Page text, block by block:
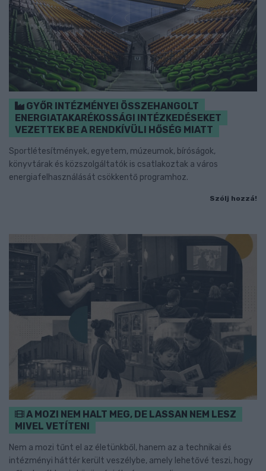
GYŐR INTÉZMÉNYEI ÖSSZEHANGOLT
ENERGIATAKARÉKOSSÁGI INTÉZKEDÉSEKET
VEZETTEK BE A RENDKÍVÜLI HŐSÉG MIATT
Sportlétesítmények, egyetem, múzeumok, bíróságok,
könyvtárak és közszolgáltatók is csatlakoztak a város
energiafelhasználását csökkentő programhoz.
Szólj hozzá!
A MOZI NEM HALT MEG, DE LASSAN NEM LESZ
MIVEL VETÍTENI
Nem a mozi tűnt el az életünkből, hanem az a technikai és
intézményi háttér került veszélybe, amely lehetővé teszi, hogy